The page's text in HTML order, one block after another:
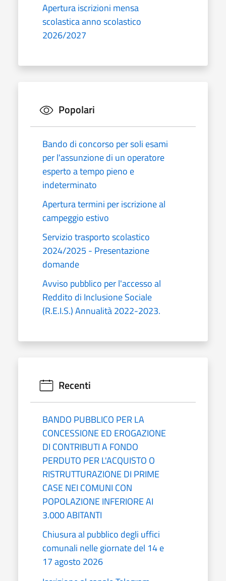
Apertura iscrizioni mensa
scolastica anno scolastico
2026/2027
Popolari
Bando di concorso per soli esami
per l'assunzione di un operatore
esperto a tempo pieno e
indeterminato
Apertura termini per iscrizione al
campeggio estivo
Servizio trasporto scolastico
2024/2025 - Presentazione
domande
Avviso pubblico per l'accesso al
Reddito di Inclusione Sociale
(R.E.I.S.) Annualità 2022-2023.
Recenti
BANDO PUBBLICO PER LA
CONCESSIONE ED EROGAZIONE
DI CONTRIBUTI A FONDO
PERDUTO PER L'ACQUISTO O
RISTRUTTURAZIONE DI PRIME
CASE NEI COMUNI CON
POPOLAZIONE INFERIORE AI
3.000 ABITANTI
Chiusura al pubblico degli uffici
comunali nelle giornate del 14 e
17 agosto 2026